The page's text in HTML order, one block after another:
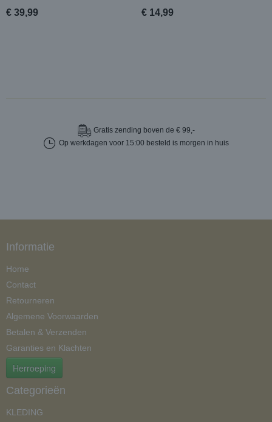
€ 39,99 € 14,99
Gratiszending boven de € 99,-
Op werkdagen voor 15:00 besteld is morgen in huis
Informatie
Home
Contact
Retourneren
Algemene Voorwaarden
Betalen & Verzenden
Garanties en Klachten
Herroeping
Categorieën
KLEDING